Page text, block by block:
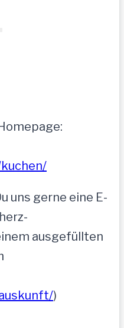
uns gerne eine E-
ausgefüllten
)